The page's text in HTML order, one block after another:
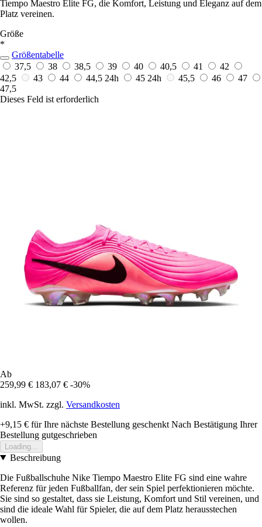
Tiempo Maestro Elite FG, die Komfort, Leistung und Eleganz auf dem
Platz vereinen.
Größe
*
Größentabelle
37,5
38 38,5 39 40 40,5 41
42
42,5
43 44 44,5 24h 45 24h 45,5 46
47
47,5
Dieses Feld ist erforderlich
Ab
259,99 € 183,07 € -30%
inkl. MwSt. zzgl. Versandkosten
+9,15 € für Ihre nächste Bestellung geschenkt Nach Bestätigung Ihrer
Bestellung gutgeschrieben
Loading...
Beschreibung
Die Fußballschuhe Nike Tiempo Maestro Elite FG sind eine wahre
Referenz für jeden Fußballfan, der sein Spiel perfektionieren möchte.
Sie sind so gestaltet, dass sie Leistung, Komfort und Stil vereinen, und
sind die ideale Wahl für Spieler, die auf dem Platz herausstechen
wollen.